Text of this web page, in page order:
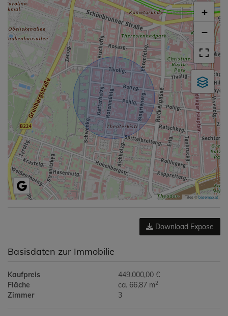
+
−
Tiles ©basemap.at
Download Expose
Basisdaten zur Immobilie
Kaufpreis
449.000,00 €
Fläche
ca. 66,87 m2
Zimmer 3